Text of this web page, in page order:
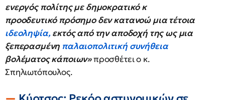
ενεργός πολίτης με δημοκρατικό κ
προοδευτικό πρόσημο δεν κατανοώ μια τέτοια
ιδεοληψία,εκτός από την αποδοχή της ως μια
ξεπερασμένη παλαιοπολιτική συνήθεια
βολέματος κάποιων»προσθέτει ο κ.
Σπηλιωτόπουλος.